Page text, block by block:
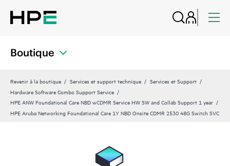
Boutique
Revenir à la boutique Services et support technique
Services et Support
Hardware Software Combo Support Service
HPE ANW Foundational Care NBD wCDMR Service HW SW and Collab Support 1 year
HPE Aruba Networking Foundational Care 1Y NBD Onsite CDMR 2530 48G Switch SVC